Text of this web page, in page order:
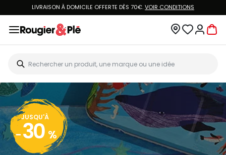
LIVRAISON À DOMICILE OFFERTE DÈS 70€.VOIR CONDITIONS
JUSQU'À
- 30 %